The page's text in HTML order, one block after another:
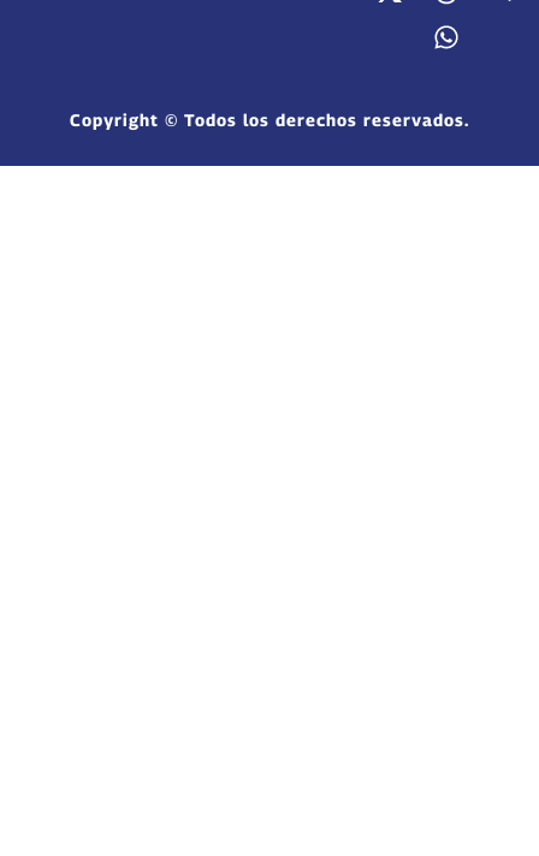
Copyright © Todos los derechos reservados.